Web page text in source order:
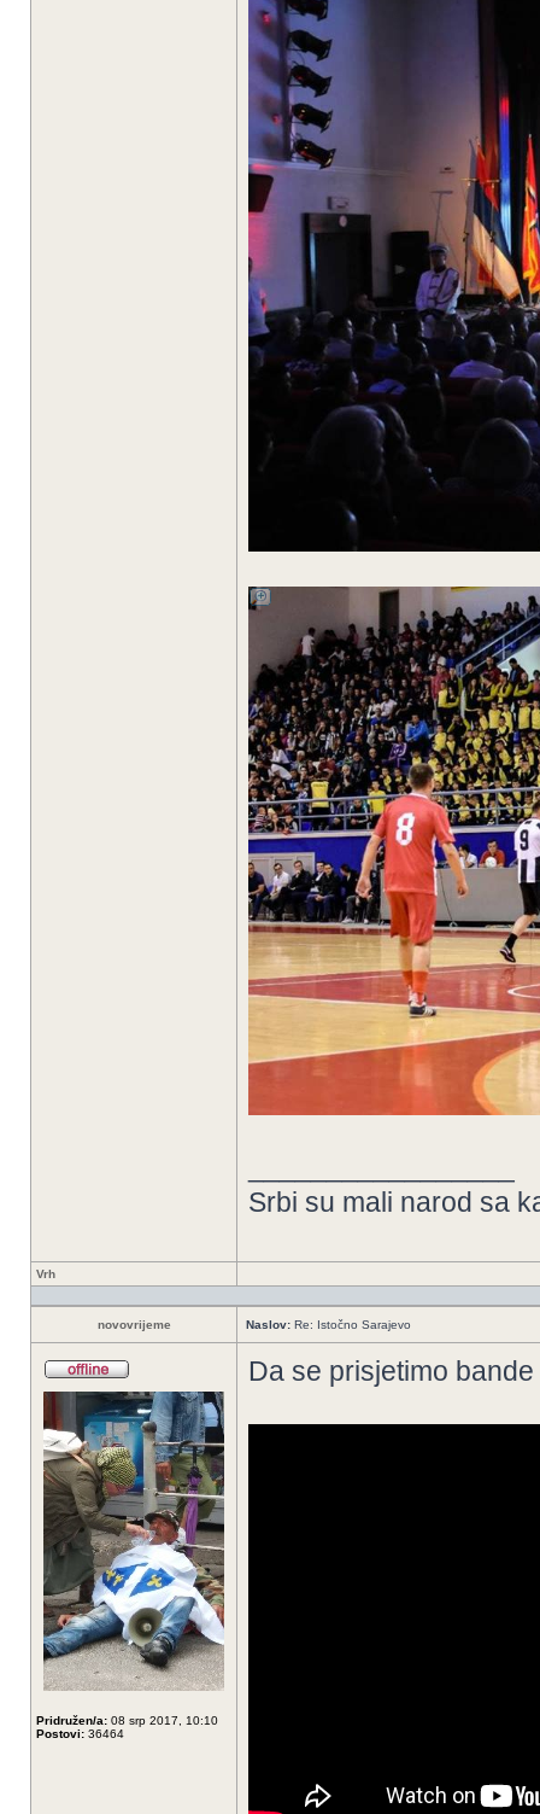
Srbi su mali narod sa
Vrh
novovrijeme Naslov: Re: Istočno Sarajevo
Pridružen/a: 08 srp 2017, 10:10
Postovi: 36464
Da se prisjetimo